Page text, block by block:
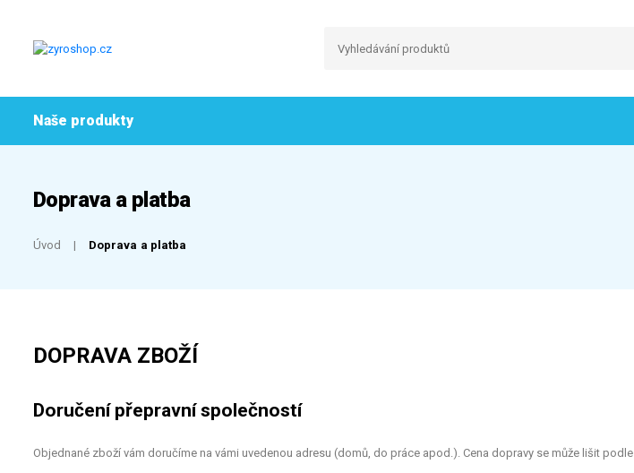
Naše produkty
Doprava a platba
Úvod Doprava a platba
DOPRAVA ZBOŽÍ
Doručení přepravní společností
Objednané zboží vám doručíme na vámi uvedenou adresu (domů, do práce apod.). Cena dopravy se může lišit